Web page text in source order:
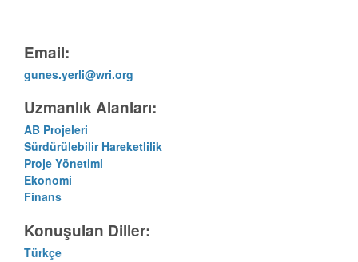
Email:
gunes.yerli@wri.org
Uzmanlık Alanları:
AB Projeleri
Sürdürülebilir Hareketlilik
Proje Yönetimi
Ekonomi
Finans
Konuşulan Diller:
Türkçe